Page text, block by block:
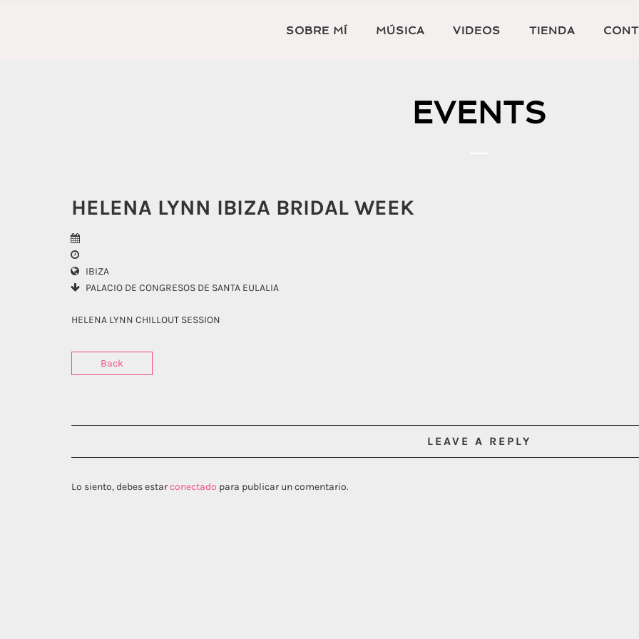
SOBRE MÍ MÚSICA VIDEOS TIENDA
EVENTS
HELENA LYNN IBIZA BRIDAL WEEK
IBIZA
PALACIO DE CONGRESOS DE SANTA EULALIA
HELENA LYNN CHILLOUT SESSION
Back
LEAVE A REPLY
Lo siento, debes estarconectado para publicar un comentario.